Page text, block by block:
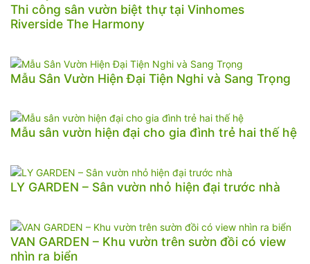
Thi công sân vườn biệt thự tại Vinhomes
Riverside The Harmony
Mẫu Sân Vườn Hiện Đại Tiện Nghi và Sang Trọng
Mẫu sân vườn hiện đại cho gia đình trẻ hai thế hệ
LY GARDEN – Sân vườn nhỏ hiện đại trước nhà
VAN GARDEN – Khu vườn trên sườn đồi có view
nhìn ra biển